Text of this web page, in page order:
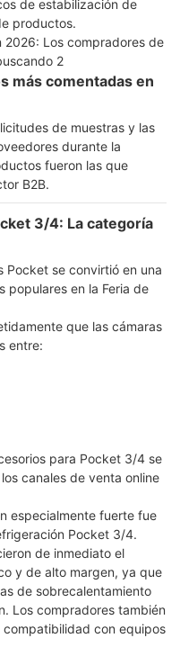
de estabilización de
productos.
más comentadas en
de muestras y las
durante la
fueron las que
B2B.
3/4: La categoría
Pocket se convirtió en una
populares en la Feria de
que las cámaras
entre:
para Pocket 3/4 se
canales de venta online
especialmente fuerte fue
Pocket 3/4.
de inmediato el
y de alto margen, ya que
de sobrecalentamiento
Los compradores también
con equipos